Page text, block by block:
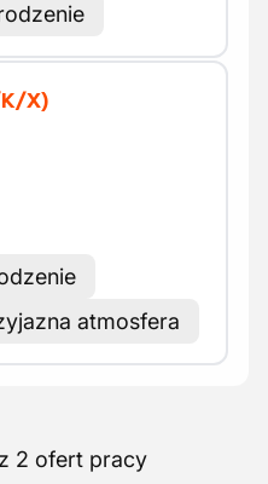
X)
atmosfera
2 ofert pracy